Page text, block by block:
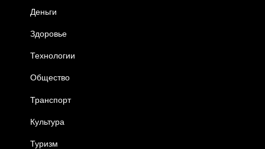
Деньги
Здоровье
Технологии
Общество
Транспорт
Культура
Туризм